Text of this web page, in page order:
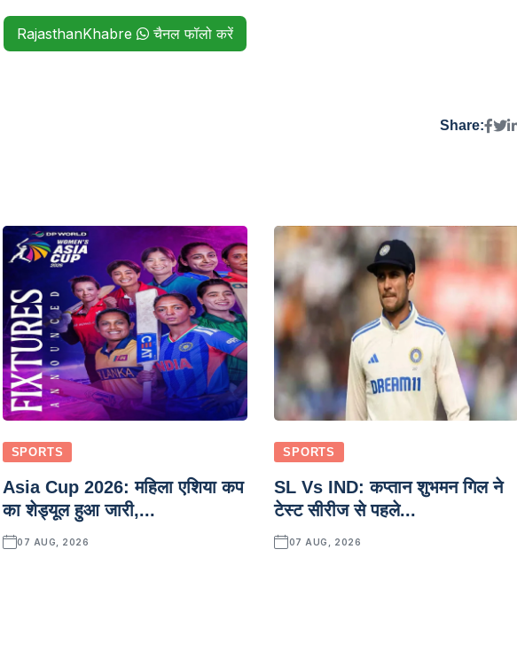
RajasthanKhabre चैनल फॉलो करें
Share:
SPORTS
Asia Cup 2026: महिला एशिया कप
का शेड्यूल हुआ जारी,...
07 AUG, 2026
SPORTS
SL Vs IND: कप्तान शुभमन गिल ने
टेस्ट सीरीज से पहले...
07 AUG, 2026